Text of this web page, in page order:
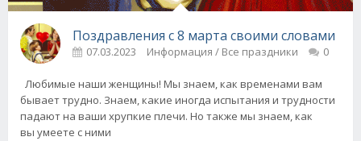
Поздравления с 8 марта своими словами
07.03.2023 Информация / Все праздники 0
Любимые наши женщины! Мы знаем, как временами вам
бывает трудно. Знаем, какие иногда испытания и трудности
падают на ваши хрупкие плечи. Но также мы знаем, как
вы умеете с ними